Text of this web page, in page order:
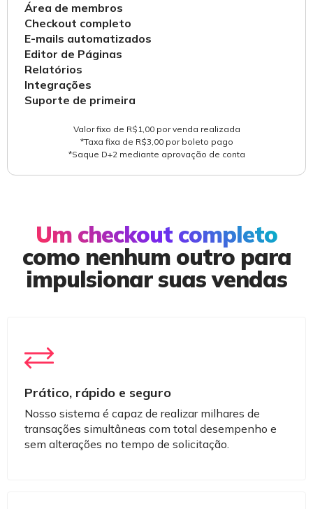
Área de membros
Checkout completo
E-mails automatizados
Editor de Páginas
Relatórios
Integrações
Suporte de primeira
Valor fixo de R$1,00 por venda realizada
*Taxa fixa de R$3,00 por boleto pago
*Saque D+2 mediante aprovação de conta
Um checkout completo
como nenhum outro para
impulsionar suas vendas
Prático, rápido e seguro
Nosso sistema é capaz de realizar milhares de
transações simultâneas com total desempenho e
sem alterações no tempo de solicitação.